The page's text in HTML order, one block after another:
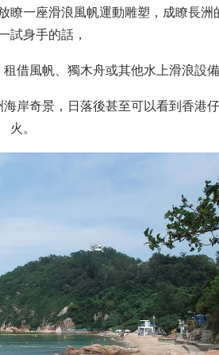
瞭一座滑浪風帆運動雕塑，成瞭長洲
試身手的話，
借風帆、獨木舟或其他水上滑浪設備
岸奇景，日落後甚至可以看到香港
火。